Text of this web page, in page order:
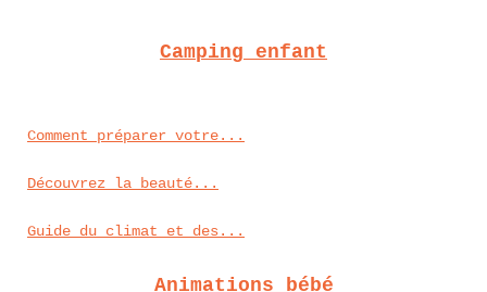
Camping enfant
Comment préparer votre...
Découvrez la beauté...
Guide du climat et des...
Animations bébé